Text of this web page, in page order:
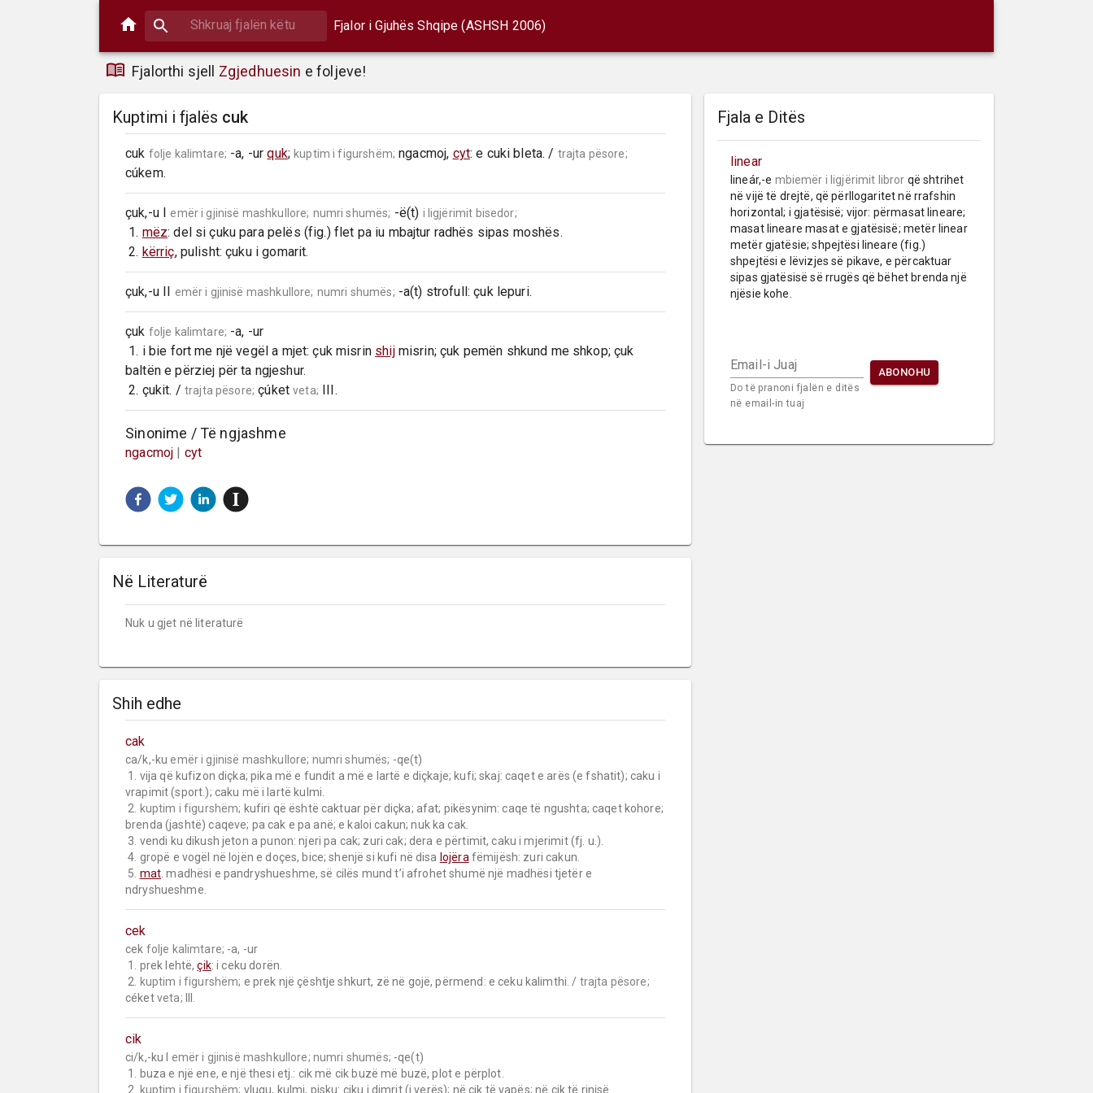
Fjalor i Gjuhës Shqipe (ASHSH 2006)
Fjalorthi sjell Zgjedhuesin e foljeve!
Kuptimi i fjalës cuk
cuk folje kalimtare; -a, -ur quk; kuptim i figurshëm; ngacmoj, cyt: e cuki bleta. / trajta pësore;
cúkem.
çuk,-u I emër i gjinisë mashkullore; numri shumës; -ë(t) i ligjërimit bisedor;
1. mëz: del si çuku para pelës (fig.) flet pa iu mbajtur radhës sipas moshës.
2. kërriç, pulisht: çuku i gomarit.
çuk,-u II emër i gjinisë mashkullore; numri shumës; -a(t) strofull: çuk lepuri.
çuk folje kalimtare; -a, -ur
1. i bie fort me një vegël a mjet: çuk misrin shij misrin; çuk pemën shkund me shkop; çuk
baltën e përziej për ta ngjeshur.
2. çukit. / trajta pësore; çúket veta; III.
Sinonime / Të ngjashme
ngacmoj | cyt
Në Literaturë
Nuk u gjet në literaturë
Shih edhe
cak
ca/k,-ku emër i gjinisë mashkullore; numri shumës; -qe(t)
vrapimit (sport.); caku më i lartë kulmi.
2.
kuptim i figurshëm; kufiri që është caktuar për diçka; afat; pikësynim: caqe të ngushta; caqet kohore;
brenda (jashtë) caqeve; pa cak e pa anë; e kaloi cakun; nuk ka cak.
4. gropë e vogël në lojën e doçes, bice; shenjë si kufi në disa lojëra fëmijësh: zuri cakun.
5. mat . madhësi e pandryshueshme, së cilës mund t’i afrohet shumë një madhësi tjetër e
ndryshueshme.
cek
cek folje kalimtare; -a, -ur
1. prek lehtë, çik: i ceku dorën.
2.
kuptim i figurshëm; e prek një çështje shkurt, zë në gojë, përmend: e ceku kalimthi. / trajta pësore;
céket veta;
cik
ci/k,-ku I emër i gjinisë mashkullore; numri shumës; -qe(t)
2.
kuptim i figurshëm; vlugu, kulmi, pisku: ciku i dimrit (i verës); në cik të vapës; në cik të rinisë.
Fjala e Ditës
linear
lineár,-e mbiemër i ligjërimit libror që shtrihet
në vijë të drejtë, që përllogaritet në rrafshin
horizontal; i gjatësisë; vijor: përmasat lineare;
masat lineare masat e gjatësisë; metër linear
metër gjatësie; shpejtësi lineare (fig.)
shpejtësi e lëvizjes së pikave, e përcaktuar
sipas gjatësisë së rrugës që bëhet brenda një
njësie kohe.
Email-i Juaj
Do të pranoni fjalën e ditës
në email-in tuaj
ABONOHU